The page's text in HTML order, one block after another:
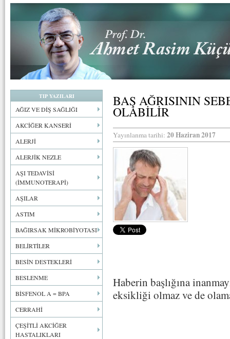
TIP YAZILARI
AĞIZ VE DİŞ SAĞLIĞI
AKCİĞER KANSERİ
ALERJİ
ALERJİK NEZLE
AŞI TEDAVİSİ
(İMMUNOTERAPİ)
AŞILAR
ASTIM
BAĞIRSAK MİKROBİYOTASI
BELİRTİLER
BESİN DESTEKLERİ
BESLENME
BİSFENOL A = BPA
CERRAHİ
ÇEŞİTLİ AKCİĞER
HASTALIKLARI
BAŞ AĞRISININ
OLABİLİR
Yayınlanma tarihi: 20 Haziran 2017
Haberin başlığına
eksikliği olmaz ve de